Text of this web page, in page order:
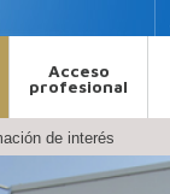
de interés
Acceso
profesional